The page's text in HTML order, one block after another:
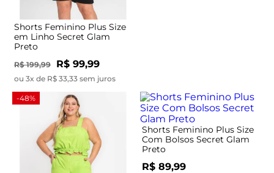
Shorts Feminino Plus Size
em Linho Secret Glam
Preto
R$ 199,99 R$ 99,99
ou 3x de R$ 33,33 sem juros
-48%
Shorts Feminino Plus Size
Com Bolsos Secret Glam
Preto
R$ 89,99